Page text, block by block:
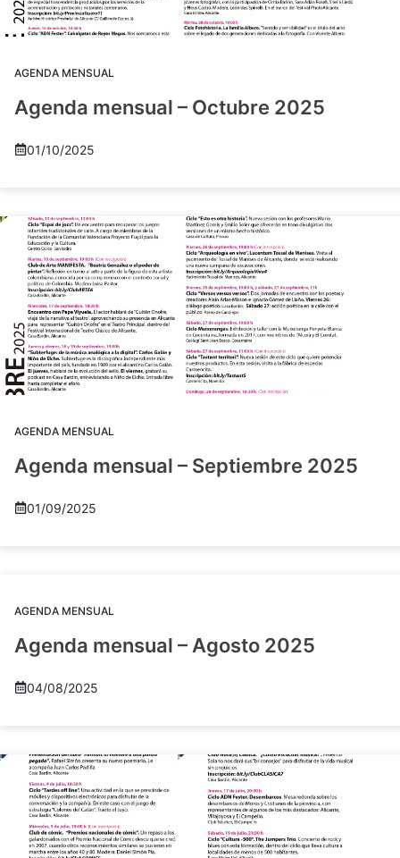
AGENDA MENSUAL
Agenda mensual – Octubre 2025
01/10/2025
AGENDA MENSUAL
Agenda mensual – Septiembre 2025
01/09/2025
AGENDA MENSUAL
Agenda mensual – Agosto 2025
04/08/2025